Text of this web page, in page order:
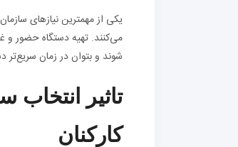
یکی از مهمترین نیازهای
می‌کنند. تهیه دستگاه حضور و
شوند و بتوان در زمان سریع‌تر
تاثیر
کارکنان